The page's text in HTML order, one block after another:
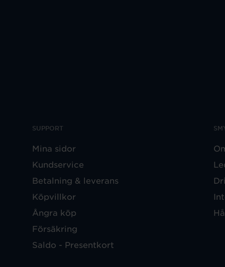
SUPPORT
Mina sidor
Kundservice
Betalning & leverans
Köpvillkor
Ångra köp
Försäkring
Saldo - Presentkort